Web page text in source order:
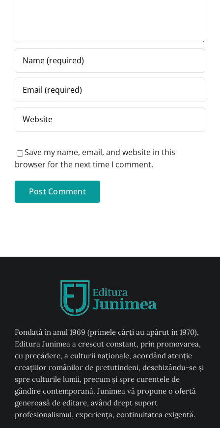
durată
Save my name, email, and website in this
browser for the next time I comment.
Fondată în anul 1969 (primele cărți au apărut în 1970),
Editura Junimea a crescut constant, prin promovarea,
cu precădere, a culturii naţionale, acordând atenţie
creaţiilor românilor de pretutindeni, deschizându-se şi
spre culturile lumii, precum şi spre curentele de
gândire contemporană. Junimea vă propune o ofertă
generoasă de editare, având drept suport
profesionalismul, experiența, continuitatea exigentă.